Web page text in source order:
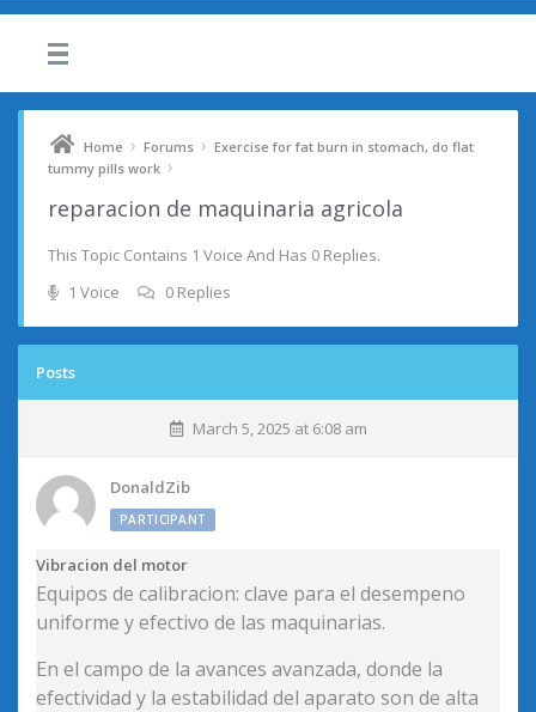
Home › Forums › Exercise for fat burn in stomach, do flat
tummy pills work ›
reparacion de maquinaria agricola
This Topic Contains 1 Voice And Has 0 Replies.
1 Voice
0 Replies
Posts
March 5, 2025 at 6:08 am
DonaldZib
PARTICIPANT
Vibracion del motor
Equipos de calibracion: clave para el desempeno
uniforme y efectivo de las maquinarias.
En el campo de la avances avanzada, donde la
efectividad y la estabilidad del aparato son de alta